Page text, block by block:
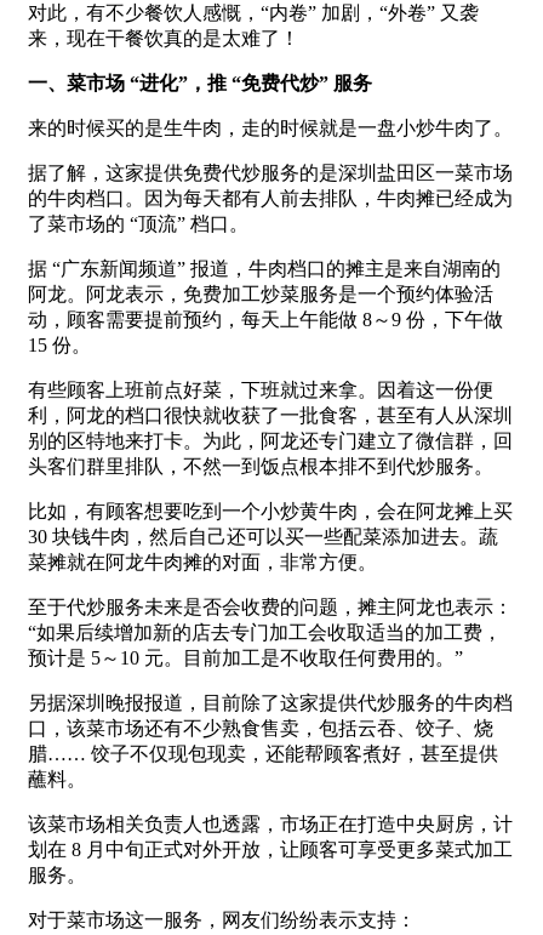
对此，有不少餐饮人感慨，“内卷” 加剧，“外卷” 又袭
来，现在干餐饮真的是太难了！
一、菜市场 “进化”，推 “免费代炒” 服务
来的时候买的是生牛肉，走的时候就是一盘小炒牛肉了。
据了解，这家提供免费代炒服务的是深圳盐田区一菜市场
的牛肉档口。因为每天都有人前去排队，牛肉摊已经成为
了菜市场的 “顶流” 档口。
据 “广东新闻频道” 报道，牛肉档口的摊主是来自湖南的
阿龙。阿龙表示，免费加工炒菜服务是一个预约体验活
动，顾客需要提前预约，每天上午能做 8～9 份，下午做
15 份。
有些顾客上班前点好菜，下班就过来拿。因着这一份便
利，阿龙的档口很快就收获了一批食客，甚至有人从深圳
别的区特地来打卡。为此，阿龙还专门建立了微信群，回
头客们群里排队，不然一到饭点根本排不到代炒服务。
比如，有顾客想要吃到一个小炒黄牛肉，会在阿龙摊上买
30 块钱牛肉，然后自己还可以买一些配菜添加进去。蔬
菜摊就在阿龙牛肉摊的对面，非常方便。
至于代炒服务未来是否会收费的问题，摊主阿龙也表示：
“如果后续增加新的店去专门加工会收取适当的加工费，
预计是 5～10 元。目前加工是不收取任何费用的。”
另据深圳晚报报道，目前除了这家提供代炒服务的牛肉档
口，该菜市场还有不少熟食售卖，包括云吞、饺子、烧
腊…… 饺子不仅现包现卖，还能帮顾客煮好，甚至提供
蘸料。
该菜市场相关负责人也透露，市场正在打造中央厨房，计
划在 8 月中旬正式对外开放，让顾客可享受更多菜式加工
服务。
对于菜市场这一服务，网友们纷纷表示支持：